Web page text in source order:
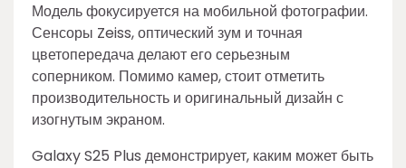
Модель фокусируется на мобильной фотографии.
Сенсоры Zeiss, оптический зум и точная
цветопередача делают его серьезным
соперником. Помимо камер, стоит отметить
производительность и оригинальный дизайн с
изогнутым экраном.
Galaxy S25 Plus демонстрирует, каким может быть